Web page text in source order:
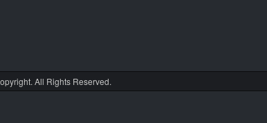
All Rights Reserved.